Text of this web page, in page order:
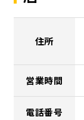
住所
営業時間
電話番号